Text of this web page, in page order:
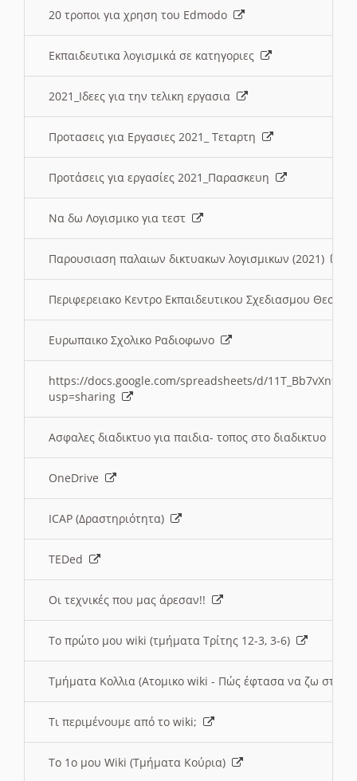
20 τροποι για χρηση του Edmodo
Εκπαιδευτικα λογισμικά σε κατηγοριες
2021_Ιδεες για την τελικη εργασια
Προτασεις για Εργασιες 2021_ Τεταρτη
Προτάσεις για εργασίες 2021_Παρασκευη
Να δω Λογισμικο για τεστ
Παρουσιαση παλαιων δικτυακων λογισμικων (2021)
Περιφερειακο Κεντρο Εκπαιδευτικου Σχεδιασμου
Ευρωπαικο Σχολικο Ραδιοφωνο
https://docs.google.com/spreadsheets/d/
usp=sharing
Ασφαλες διαδικτυο για παιδια- τοπος στο διαδικτυο
OneDrive
ICAP (Δραστηριότητα)
TEDed
Οι τεχνικές που μας άρεσαν!!
Το πρώτο μου wiki (τμήματα Τρίτης 12-3, 3-6)
Τμήματα Κολλια (Ατομικο wiki - Πώς έφτασα να ζω στην
Τι περιμένουμε από το wiki;
Το 1ο μου Wiki (Τμήματα Κούρια)